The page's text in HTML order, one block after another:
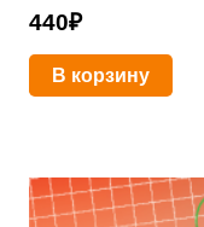
440₽
В корзину